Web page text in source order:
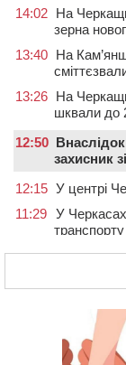
14:02 На
зерна
13:40 На
13:26 На
шквали до
12:50
захисник
12:15 У центрі
11:29 У
10:54 На
уп’ятеро
У
тарифи